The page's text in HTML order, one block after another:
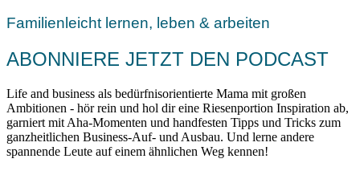
Familienleicht lernen, leben & arbeiten
ABONNIERE JETZT DEN PODCAST
Life and business als bedürfnisorientierte Mama mit großen
Ambitionen - hör rein und hol dir eine Riesenportion Inspiration ab,
garniert mit Aha-Momenten und handfesten Tipps und Tricks zum
ganzheitlichen Business-Auf- und Ausbau. Und lerne andere
spannende Leute auf einem ähnlichen Weg kennen!